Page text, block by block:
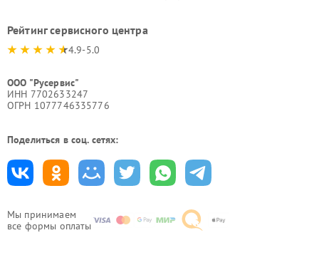
Мы принимаем
все формы оплаты
Рейтинг сервисного центра
4.9-5.0
ООО "Русервис"
ИНН 7702633247
ОГРН 1077746335776
Поделиться в соц. сетях: